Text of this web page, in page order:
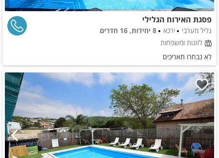
פסגת האירוח הגלילי
גליל מערבי ירכא
8 יחידות, 16 חדרים
לזוגות ומשפחות
לא נבחרו תאריכים